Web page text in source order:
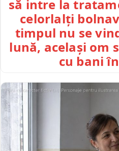
să intre la
celorlalți
timpul nu se
lună, același om
cu bani